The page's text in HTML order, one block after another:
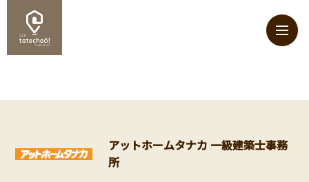
アットホームタナカ 一級建築士事務
所